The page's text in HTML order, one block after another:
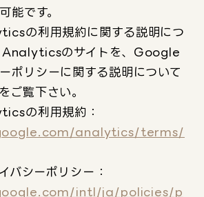
能です。
の利用規約に関する説明につ
のサイトを、Google
ポリシーに関する説明について
ご覧下さい。
の利用規約：
analytics/terms/
シーポリシー：
intl/ja/policies/p